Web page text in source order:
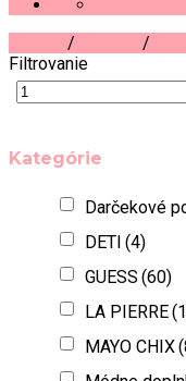
/ /
Filtrovanie
Kategórie
Darčekové
DETI (4)
GUESS (60)
LA PIERRE
MAYO CHIX